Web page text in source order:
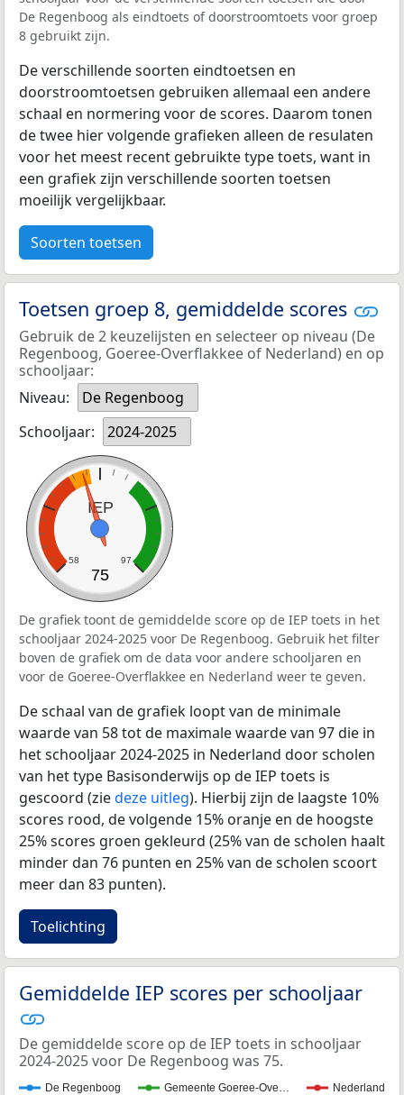
De Regenboog als eindtoets of doorstroomtoets voor groep
8 gebruikt zijn.
De verschillende soorten eindtoetsen en
doorstroomtoetsen gebruiken allemaal een andere
schaal en normering voor de scores. Daarom tonen
de twee hier volgende grafieken alleen de resulaten
voor het meest recent gebruikte type toets, want in
een grafiek zijn verschillende soorten toetsen
moeilijk vergelijkbaar.
Soorten toetsen
Toetsen groep 8, gemiddelde scores
Gebruik de 2 keuzelijsten en selecteer op niveau (De
Regenboog, Goeree-Overflakkee of Nederland) en op
schooljaar:
Niveau:
De Regenboog
Schooljaar:
2024-2025
IEP
58 97
75
De grafiek toont de gemiddelde score op de IEP toets in het
schooljaar 2024-2025 voor De Regenboog. Gebruik het filter
boven de grafiek om de data voor andere schooljaren en
voor de Goeree-Overflakkee en Nederland weer te geven.
De schaal van de grafiek loopt van de minimale
waarde van 58 tot de maximale waarde van 97 die in
het schooljaar 2024-2025 in Nederland door scholen
van het type Basisonderwijs op de IEP toets is
gescoord (ziedeze uitleg). Hierbij zijn de laagste 10%
scores rood, de volgende 15% oranje en de hoogste
25% scores groen gekleurd (25% van de scholen haalt
minder dan 76 punten en 25% van de scholen scoort
meer dan 83 punten).
Toelichting
Gemiddelde IEP scores per schooljaar
De gemiddelde score op de IEP toets in schooljaar
2024-2025 voor De Regenboog was 75.
De Regenboog Gemeente Goeree-Ove… Nederland